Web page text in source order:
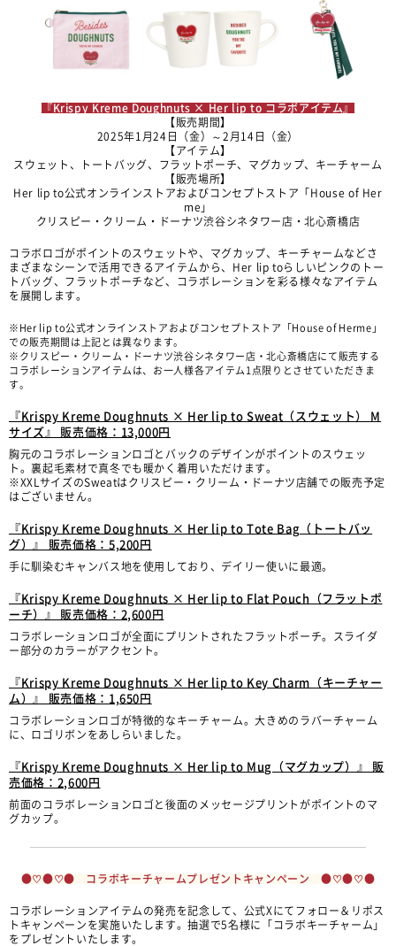
『Krispy Kreme Doughnuts × Her lip to コラボアイテム』
【販売期間】
2025年1月24日（金）～2月14日（金）
【アイテム】
スウェット、トートバッグ、フラットポーチ、マグカップ、キーチャーム
【販売場所】
Her lip to公式オンラインストアおよびコンセプトストア「House of Her
me」
クリスピー・クリーム・ドーナツ渋谷シネタワー店・北心斎橋店
コラボロゴがポイントのスウェットや、マグカップ、キーチャームなどさ
まざまなシーンで活用できるアイテムから、Her lip toらしいピンクのトー
トバッグ、フラットポーチなど、コラボレーションを彩る様々なアイテム
を展開します。
※Her lip to公式オンラインストアおよびコンセプトストア「House of Herme」
での販売期間は上記とは異なります。
※クリスピー・クリーム・ドーナツ渋谷シネタワー店・北心斎橋店にて販売する
コラボレーションアイテムは、お一人様各アイテム1点限りとさせていただきま
す。
『Krispy Kreme Doughnuts × Her lip to Sweat（スウェット） M
サイズ』 販売価格：13,000円
胸元のコラボレーションロゴとバックのデザインがポイントのスウェッ
ト。裏起毛素材で真冬でも暖かく着用いただけます。
※XXLサイズのSweatはクリスピー・クリーム・ドーナツ店舗での販売予定
はございません。
『Krispy Kreme Doughnuts × Her lip to Tote Bag（トートバッ
グ）』 販売価格：5,200円
手に馴染むキャンバス地を使用しており、デイリー使いに最適。
『Krispy Kreme Doughnuts × Her lip to Flat Pouch（フラットポ
ーチ）』 販売価格：2,600円
コラボレーションロゴが全面にプリントされたフラットポーチ。スライダ
ー部分のカラーがアクセント。
『Krispy Kreme Doughnuts × Her lip to Key Charm（キーチャー
ム）』 販売価格：1,650円
コラボレーションロゴが特徴的なキーチャーム。大きめのラバーチャーム
に、ロゴリボンをあしらいました。
『Krispy Kreme Doughnuts × Her lip to Mug（マグカップ）』 販
売価格：2,600円
前面のコラボレーションロゴと後面のメッセージプリントがポイントのマ
グカップ。
●♡●♡● コラボキーチャームプレゼントキャンペーン ●♡●♡●
コラボレーションアイテムの発売を記念して、公式Xにてフォロー＆リポス
トキャンペーンを実施いたします。抽選で5名様に「コラボキーチャーム」
をプレゼントいたします。